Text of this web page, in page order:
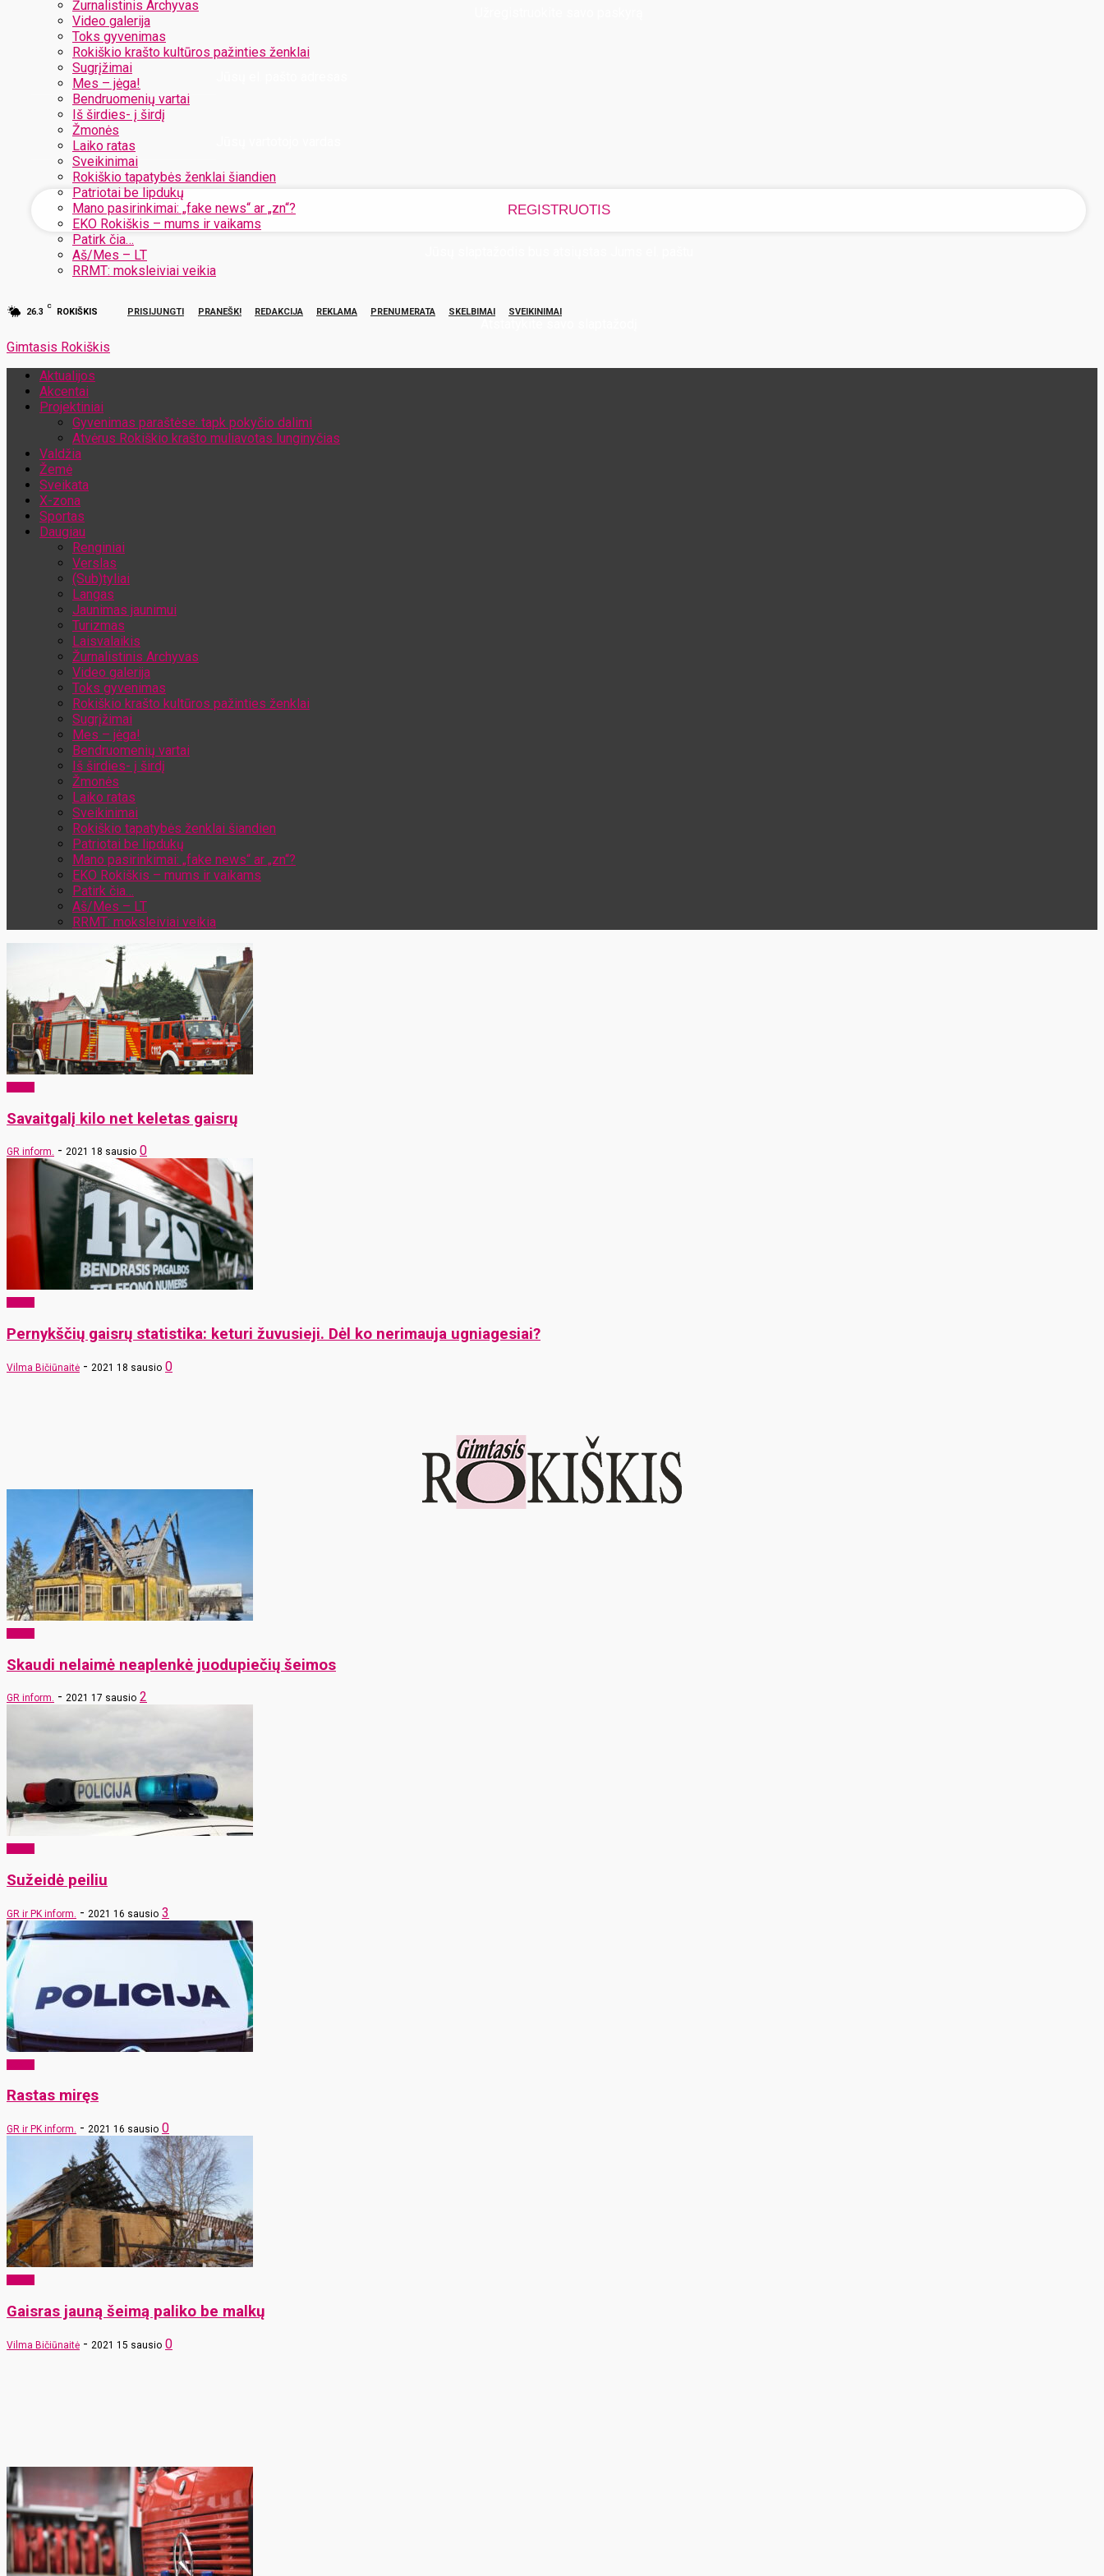
Žurnalistinis Archyvas
Video galerija
Toks gyvenimas
Rokiškio krašto kultūros pažinties ženklai
Sugrįžimai
Mes – jėga!
Bendruomenių vartai
Iš širdies- į širdį
Žmonės
Laiko ratas
Sveikinimai
Rokiškio tapatybės ženklai šiandien
Patriotai be lipdukų
Mano pasirinkimai: „fake news“ ar „zn“?
EKO Rokiškis – mums ir vaikams
Patirk čia…
Aš/Mes – LT
RRMT: moksleiviai veikia
26.3
C
ROKIŠKIS PRISIJUNGTI PRANEŠK! REDAKCIJA REKLAMA PRENUMERATA SKELBIMAI SVEIKINIMAI
Gimtasis Rokiškis
Aktualijos
Akcentai
Projektiniai
Gyvenimas paraštėse: tapk pokyčio dalimi
Atvėrus Rokiškio krašto muliavotas lunginyčias
Valdžia
Žemė
Sveikata
X-zona
Sportas
Daugiau
Renginiai
Verslas
(Sub)tyliai
Langas
Jaunimas jaunimui
Turizmas
Laisvalaikis
Žurnalistinis Archyvas
Video galerija
Toks gyvenimas
Rokiškio krašto kultūros pažinties ženklai
Sugrįžimai
Mes – jėga!
Bendruomenių vartai
Iš širdies- į širdį
Žmonės
Laiko ratas
Sveikinimai
Rokiškio tapatybės ženklai šiandien
Patriotai be lipdukų
Mano pasirinkimai: „fake news“ ar „zn“?
EKO Rokiškis – mums ir vaikams
Patirk čia…
Aš/Mes – LT
RRMT: moksleiviai veikia
Savaitgalį kilo net keletas gaisrų
GR inform. - 2021 18 sausio 0
Pernykščių gaisrų statistika: keturi žuvusieji. Dėl ko nerimauja ugniagesiai?
Vilma Bičiūnaitė - 2021 18 sausio 0
Skaudi nelaimė neaplenkė juodupiečių šeimos
GR inform. - 2021 17 sausio 2
Sužeidė peiliu
GR ir PK inform. - 2021 16 sausio 3
Rastas miręs
GR ir PK inform. - 2021 16 sausio 0
Gaisras jauną šeimą paliko be malkų
Vilma Bičiūnaitė - 2021 15 sausio 0